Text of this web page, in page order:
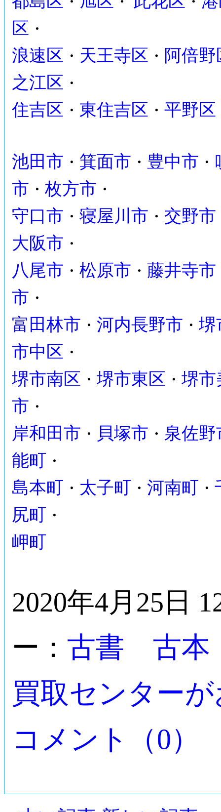
区 ・
浪速区 ・ 天王寺区 ・ 阿倍野
之江区 ・
住吉区 ・ 東住吉区 ・ 平野区
池田市 ・ 箕面市 ・ 豊中市 ・
市 ・ 枚方市 ・
守口市 ・ 寝屋川市 ・ 交野市
大阪市 ・
八尾市 ・ 松原市 ・ 藤井寺市
市 ・
富田林市 ・ 河内長野市 ・ 堺
市中区 ・
堺市南区 ・ 堺市東区 ・ 堺市
市 ・
岸和田市 ・ 貝塚市 ・ 泉佐野
能町 ・
島本町 ・ 太子町 ・ 河南町 ・
尻町 ・
岬町
2020年4月25日
ー： 古書 古
買取センター
コメント（0）